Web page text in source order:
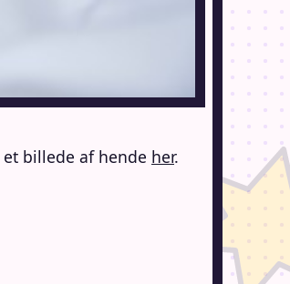
billede af hende her.